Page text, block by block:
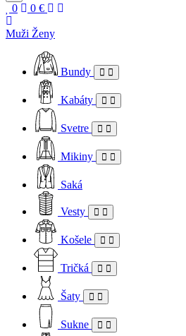
0 0 €
Muži Ženy
Bundy
Kabáty
Svetre
Mikiny
Saká
Vesty
Košele
Tričká
Šaty
Sukne